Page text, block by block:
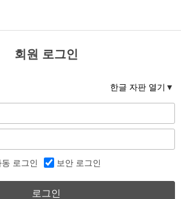
회원 로그인
한글 자판 열기
동 로그인 보안 로그인
로그인